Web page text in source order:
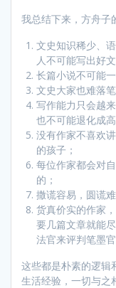
我总结下来，方舟子
文史知识稀少、
人不可能写出好
长篇小说不可能
文史大家也难落笔
写作能力只会越
也不可能退化成
没有作家不喜欢
的孩子；
每位作家都会对
的；
撒谎容易，圆谎难
货真价实的作家
要几篇文章就能
法官来评判笔墨官
这些都是朴素的逻辑
生活经验，一切与之